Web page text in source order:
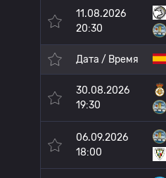
11.08.2026
20:30
Дата / Время
30.08.2026
19:30
06.09.2026
18:00